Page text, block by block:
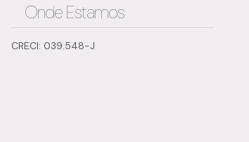
Onde Estamos
CRECI: 039.548-J